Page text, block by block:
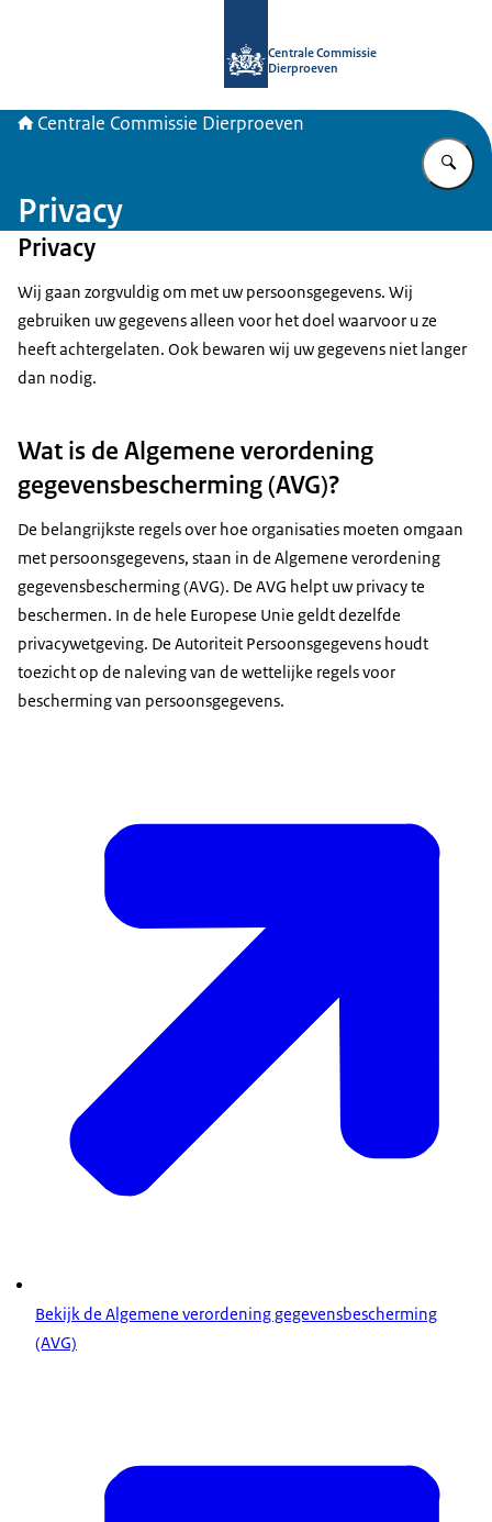
Centrale Commissie
Dierproeven
Centrale Commissie Dierproeven
Privacy
Privacy
Wij gaan zorgvuldig om met uw persoonsgegevens. Wij
gebruiken uw gegevens alleen voor het doel waarvoor u ze
heeft achtergelaten. Ook bewaren wij uw gegevens niet langer
dan nodig.
Wat is de Algemene verordening
gegevensbescherming (AVG)?
De belangrijkste regels over hoe organisaties moeten omgaan
met persoonsgegevens, staan in de Algemene verordening
gegevensbescherming (AVG). De AVG helpt uw privacy te
beschermen. In de hele Europese Unie geldt dezelfde
privacywetgeving. De Autoriteit Persoonsgegevens houdt
toezicht op de naleving van de wettelijke regels voor
bescherming van persoonsgegevens.
Bekijk de Algemene verordening gegevensbescherming
(AVG)